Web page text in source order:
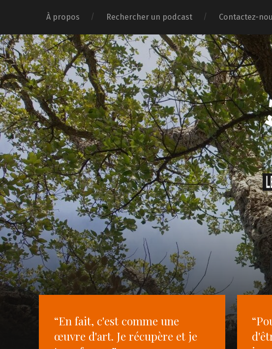
À propos Rechercher un podcast Contactez-
“En fait, c'est comme une
œuvre d'art. Je récupère et je